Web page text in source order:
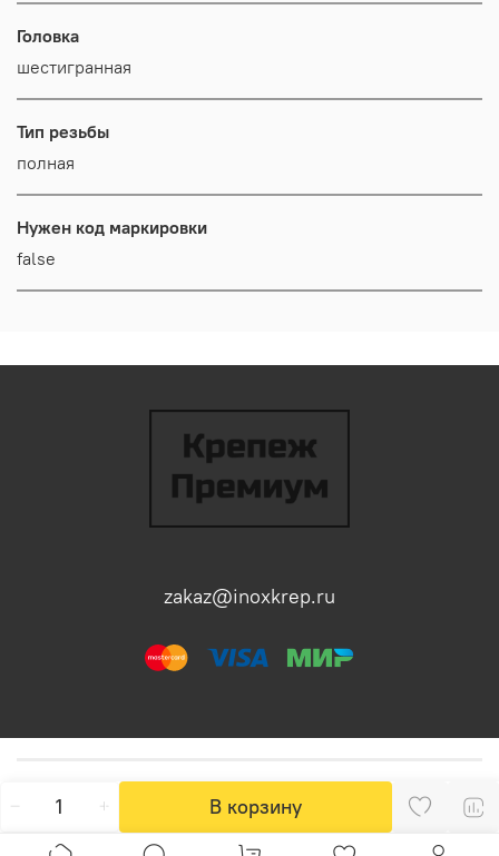
В корзину
Головка
шестигранная
Тип резьбы
полная
Нужен код маркировки
false
zakaz@inoxkrep.ru